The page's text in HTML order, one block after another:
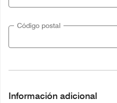
Código postal
Información adicional